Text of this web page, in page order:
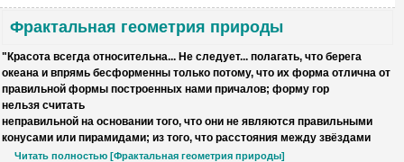
Фрактальная геометрия природы
" Красота всегда относительна... Не следует... полагать, что берега
океана и впрямь бесформенны только потому, что их форма отлична от
правильной формы построенных нами причалов; форму гор
нельзя считать
неправильной на основании того, что они не являются правильными
конусами или пирамидами; из того, что расстояния между звёздами
Читать полностью [Фрактальная геометрия природы]